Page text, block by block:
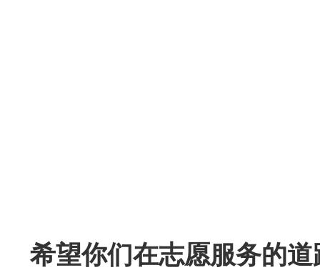
希望你们在志愿服务的道